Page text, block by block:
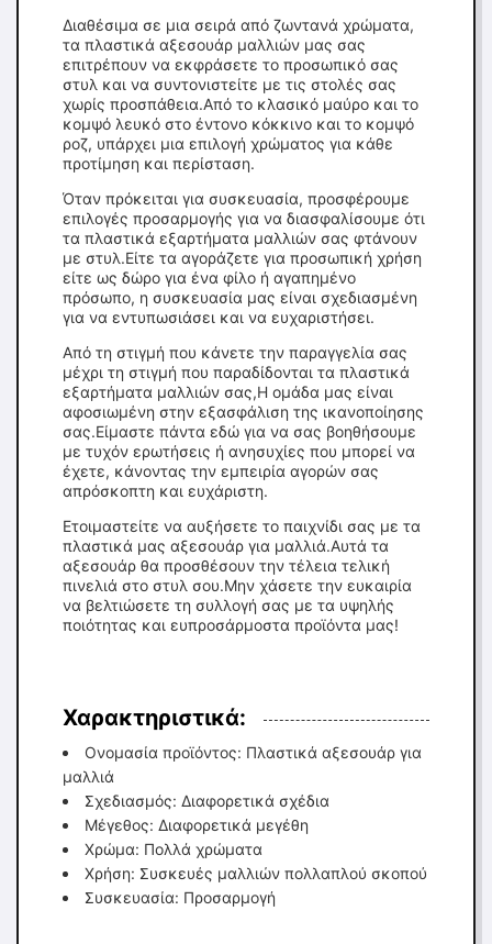
Διαθέσιμα σε μια σειρά από ζωντανά χρώματα,
τα πλαστικά αξεσουάρ μαλλιών μας σας
επιτρέπουν να εκφράσετε το προσωπικό σας
στυλ και να συντονιστείτε με τις στολές σας
χωρίς προσπάθεια.Από το κλασικό μαύρο και το
κομψό λευκό στο έντονο κόκκινο και το κομψό
ροζ, υπάρχει μια επιλογή χρώματος για κάθε
προτίμηση και περίσταση.
Όταν πρόκειται για συσκευασία, προσφέρουμε
επιλογές προσαρμογής για να διασφαλίσουμε ότι
τα πλαστικά εξαρτήματα μαλλιών σας φτάνουν
με στυλ.Είτε τα αγοράζετε για προσωπική χρήση
είτε ως δώρο για ένα φίλο ή αγαπημένο
πρόσωπο, η συσκευασία μας είναι σχεδιασμένη
για να εντυπωσιάσει και να ευχαριστήσει.
Από τη στιγμή που κάνετε την παραγγελία σας
μέχρι τη στιγμή που παραδίδονται τα πλαστικά
εξαρτήματα μαλλιών σας,Η ομάδα μας είναι
αφοσιωμένη στην εξασφάλιση της ικανοποίησης
σας.Είμαστε πάντα εδώ για να σας βοηθήσουμε
με τυχόν ερωτήσεις ή ανησυχίες που μπορεί να
έχετε, κάνοντας την εμπειρία αγορών σας
απρόσκοπτη και ευχάριστη.
Ετοιμαστείτε να αυξήσετε το παιχνίδι σας με τα
πλαστικά μας αξεσουάρ για μαλλιά.Αυτά τα
αξεσουάρ θα προσθέσουν την τέλεια τελική
πινελιά στο στυλ σου.Μην χάσετε την ευκαιρία
να βελτιώσετε τη συλλογή σας με τα υψηλής
ποιότητας και ευπροσάρμοστα προϊόντα μας!
Χαρακτηριστικά:
Ονομασία προϊόντος: Πλαστικά αξεσουάρ για
μαλλιά
Σχεδιασμός: Διαφορετικά σχέδια
Μέγεθος: Διαφορετικά μεγέθη
Χρώμα: Πολλά χρώματα
Χρήση: Συσκευές μαλλιών πολλαπλού σκοπού
Συσκευασία: Προσαρμογή